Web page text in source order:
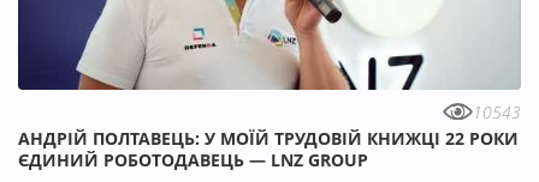
10543
АНДРІЙ ПОЛТАВЕЦЬ: У МОЇЙ ТРУДОВІЙ КНИЖЦІ 22 РОКИ
ЄДИНИЙ РОБОТОДАВЕЦЬ — LNZ GROUP